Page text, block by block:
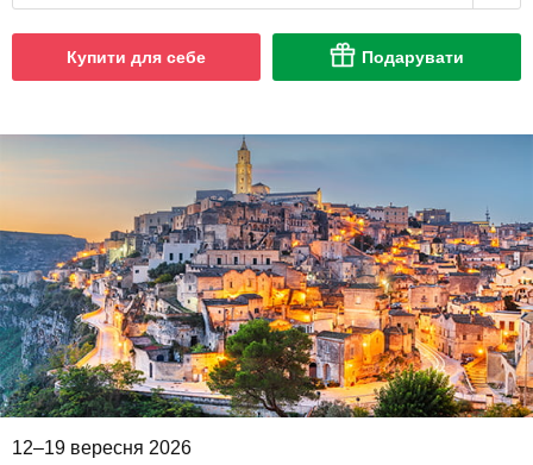
Купити для себе Подарувати
12–19 вересня 2026